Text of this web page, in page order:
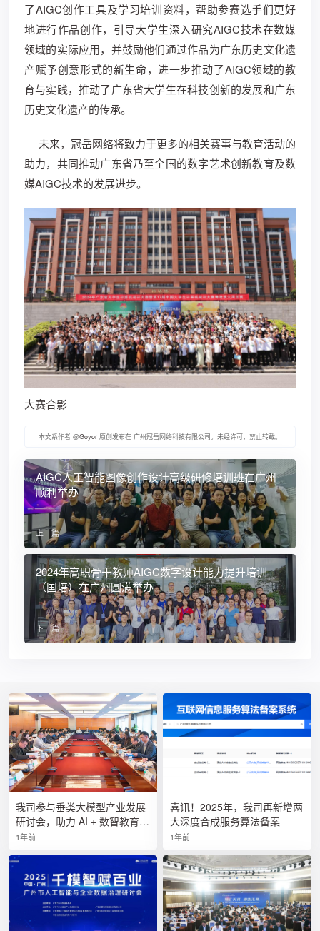
了AIGC创作工具及学习培训资料，帮助参赛选手们更好
地进行作品创作，引导大学生深入研究AIGC技术在数媒
领域的实际应用，并鼓励他们通过作品为广东历史文化遗
产赋予创意形式的新生命，进一步推动了AIGC领域的教
育与实践，推动了广东省大学生在科技创新的发展和广东
历史文化遗产的传承。
未来，冠岳网络将致力于更多的相关赛事与教育活动的
助力，共同推动广东省乃至全国的数字艺术创新教育及数
媒AIGC技术的发展进步。
大赛合影
本文系作者 @Goyor 原创发布在 广州冠岳网络科技有限公司。未经许可，禁止转载。
AIGC人工智能图像创作设计高级研修培训班在广州
顺利举办
上一篇
2024年高职骨干教师AIGC数字设计能力提升培训
（国培）在广州圆满举办
下一篇
我司参与垂类大模型产业发展
研讨会，助力 AI + 数智教育创
新
1年前
喜讯！2025年，我司再新增两
大深度合成服务算法备案
1年前